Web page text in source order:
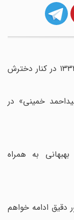
فضل الله زاهدی عامل کودتای ۲۸ مرداد ۱۳۳۲ در کنار دخترش
خمینی» در
به همراه
ادامه خواهم